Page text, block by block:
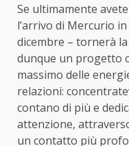
Se ultimamente
l’arrivo di Mercurio
dicembre – tornerà
dunque un progetto
massimo delle
relazioni:
contano di più e
attenzione,
un contatto più